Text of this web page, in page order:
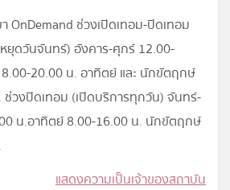
า OnDemand ช่วงเปิดเทอม-ปิดเทอม
ยุดวันจันทร์) อังคาร-ศุกร์ 12.00-
8.00-20.00 น. อาทิตย์ และ นักขัตฤกษ์
วงปิดเทอม (เปิดบริการทุกวัน) จันทร์-
น.อาทิตย์ 8.00-16.00 น. นักขัตฤกษ์
แสดงความเป็นเจ้าของสถาบัน